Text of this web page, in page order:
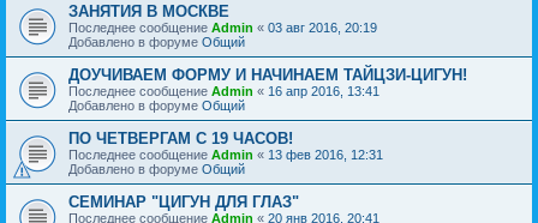
ЗАНЯТИЯ В МОСКВЕ
Последнее сообщение Admin « 03 авг 2016, 20:19
Добавлено в форуме Общий
ДОУЧИВАЕМ ФОРМУ И НАЧИНАЕМ ТАЙЦЗИ-ЦИГУН!
Последнее сообщение Admin « 16 апр 2016, 13:41
Добавлено в форуме Общий
ПО ЧЕТВЕРГАМ С 19 ЧАСОВ!
Последнее сообщение Admin « 13 фев 2016, 12:31
Добавлено в форуме Общий
СЕМИНАР "ЦИГУН ДЛЯ ГЛАЗ"
Последнее сообщение Admin « 20 янв 2016, 20:41